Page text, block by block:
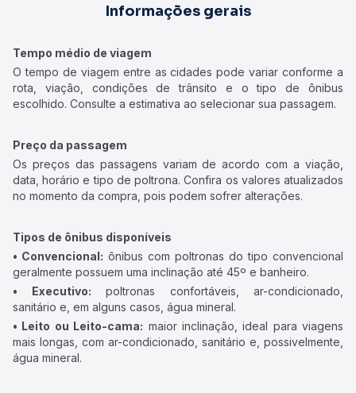
Informações gerais
Tempo médio de viagem
O tempo de viagem entre as cidades pode variar conforme a
rota, viação, condições de trânsito e o tipo de ônibus
escolhido. Consulte a estimativa ao selecionar sua passagem.
Preço da passagem
Os preços das passagens variam de acordo com a viação,
data, horário e tipo de poltrona. Confira os valores atualizados
no momento da compra, pois podem sofrer alterações.
Tipos de ônibus disponíveis
• Convencional: ônibus com poltronas do tipo convencional
geralmente possuem uma inclinação até 45º e banheiro.
• Executivo: poltronas confortáveis, ar-condicionado,
sanitário e, em alguns casos, água mineral.
• Leito ou Leito-cama: maior inclinação, ideal para viagens
mais longas, com ar-condicionado, sanitário e, possivelmente,
água mineral.